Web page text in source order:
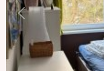
Previous